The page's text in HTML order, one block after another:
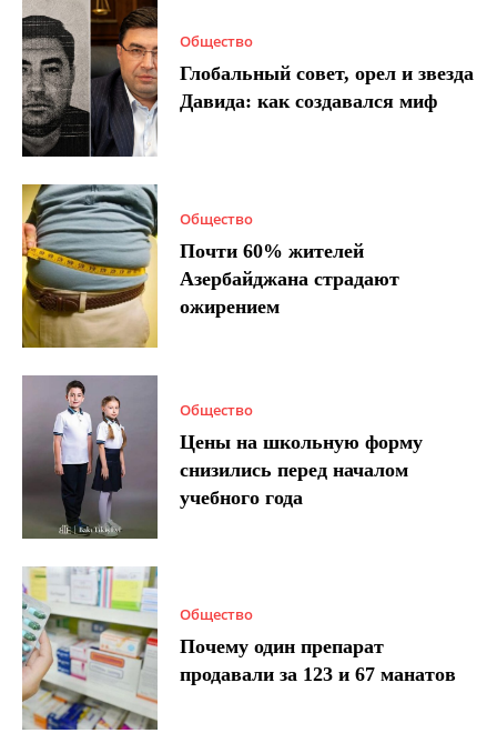
Общество
Глобальный совет, орел и звезда
Давида: как создавался миф
Общество
Почти 60% жителей
Азербайджана страдают
ожирением
Общество
Цены на школьную форму
снизились перед началом
учебного года
Общество
Почему один препарат
продавали за 123 и 67 манатов